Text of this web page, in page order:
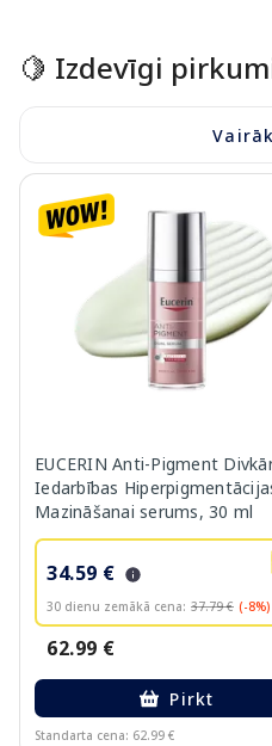
🍋 Izdevīgi
EUCERIN Anti-Pigment
Iedarbības
Mazināšanai serums, 30 ml
34.59 €
30 dienu zemākā cena: 37.79 € (-8%)
62.99 €
Pirkt
Standarta cena: 62.99 €